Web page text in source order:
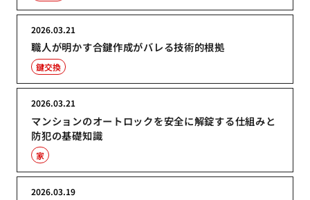
職人が明かす合鍵作成がバレる技術的根拠
2026.03.21
鍵交換
マンションのオートロックを安全に解錠する仕組みと
防犯の基礎知識
2026.03.21
家
2026.03.19